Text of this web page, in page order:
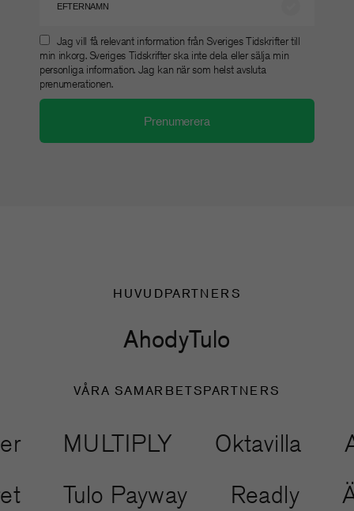
Jag vill få relevant information från Sveriges Tidskrifter till
min inkorg. Sveriges Tidskrifter ska inte dela eller sälja min
personliga information. Jag kan när som helst avsluta
prenumerationen.
HUVUDPARTNERS
AhodyTulo
VÅRA SAMARBETSPARTNERS
MULTIPLY Oktavilla
Tulo Payway